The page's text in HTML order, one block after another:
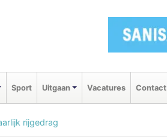
Sport Uitgaan Vacatures Contact
rijgedrag